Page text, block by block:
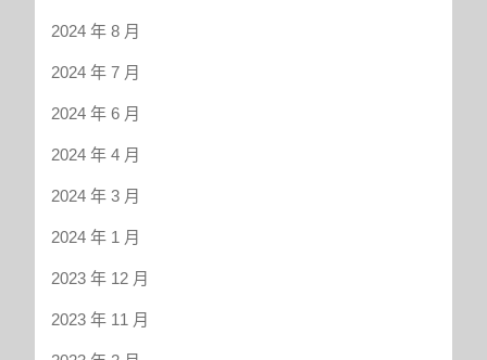
2024 年 8 月
2024 年 7 月
2024 年 6 月
2024 年 4 月
2024 年 3 月
2024 年 1 月
2023 年 12 月
2023 年 11 月